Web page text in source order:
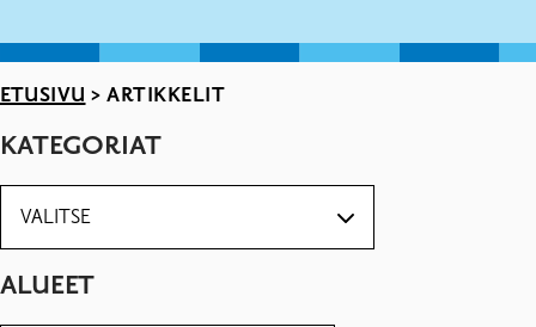
ETUSIVU > ARTIKKELIT
KATEGORIAT
ALUEET